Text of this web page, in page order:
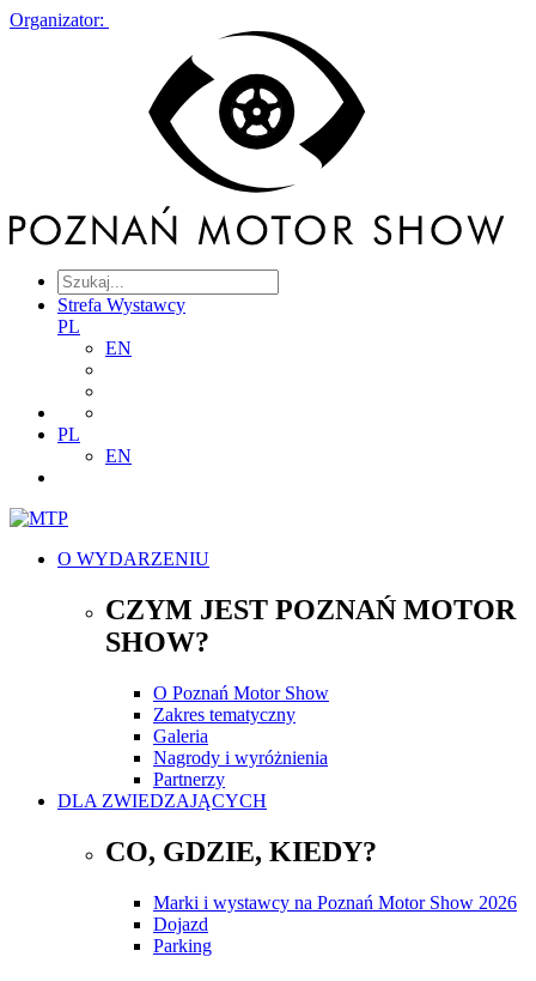
Organizator:
Strefa Wystawcy
PL
EN
PL
EN
O WYDARZENIU
CZYM JEST POZNAŃ MOTOR
SHOW?
O Poznań Motor Show
Zakres tematyczny
Galeria
Nagrody i wyróżnienia
Partnerzy
DLA ZWIEDZAJĄCYCH
CO, GDZIE, KIEDY?
Marki i wystawcy na Poznań Motor Show 2026
Dojazd
Parking